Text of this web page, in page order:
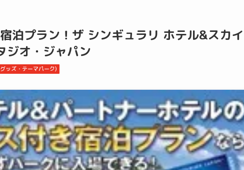
泊プラン！ザ シンギュラリ ホテル&スカイ
ジオ・ジャパン
ッズ・テーマパーク)